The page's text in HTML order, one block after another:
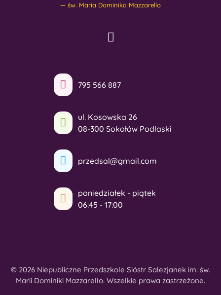
św. Maria Dominika Mazzarello
795 566 887
ul. Kosowska 26
08-300 Sokołów Podlaski
przedsal@gmail.com
poniedziałek - piątek
06:45 - 17:00
© 2026 Niepubliczne Przedszkole Sióstr Salezjanek im. św.
Marii Dominiki Mazzarello. Wszelkie prawa zastrzeżone.